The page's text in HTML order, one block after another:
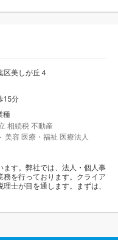
区美しが丘４
15分
種
相続税 不動産
美容 医療・福祉 医療法人
ます。弊社では、法人・個人事
を行っております。クライア
士が目を通します。まずは、